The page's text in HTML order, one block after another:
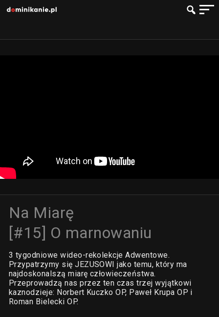
Na Miarę
[#15] O marnowaniu
3 tygodniowe wideo-rekolekcje Adwentowe.
Przypatrzymy się JEZUSOWI jako temu, który ma
najdoskonalszą miarę człowieczeństwa.
Przeprowadzą nas przez ten czas trzej wyjątkowi
kaznodzieje: Norbert Kuczko OP, Paweł Krupa OP i
Roman Bielecki OP.